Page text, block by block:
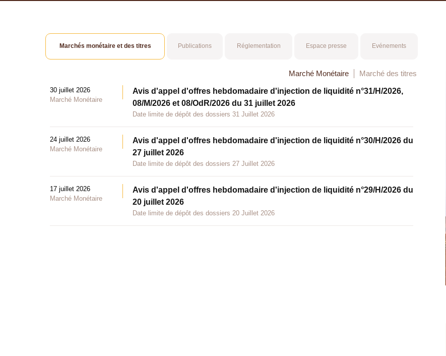
Marchés monétaire et des titres Publications Réglementation Espace presse Evénements
Marché Monétaire Marché des titres
30 juillet 2026
Marché Monétaire
Avis d'appel d'offres hebdomadaire d'injection de liquidité n°31/H/2026,
08/M/2026 et 08/OdR/2026 du 31 juillet 2026
Date limite de dépôt des dossiers 31 Juillet 2026
24 juillet 2026
Marché Monétaire
Avis d'appel d'offres hebdomadaire d'injection de liquidité n°30/H/2026 du
27 juillet 2026
Date limite de dépôt des dossiers 27 Juillet 2026
17 juillet 2026
Marché Monétaire
Avis d'appel d'offres hebdomadaire d'injection de liquidité n°29/H/2026 du
20 juillet 2026
Date limite de dépôt des dossiers 20 Juillet 2026